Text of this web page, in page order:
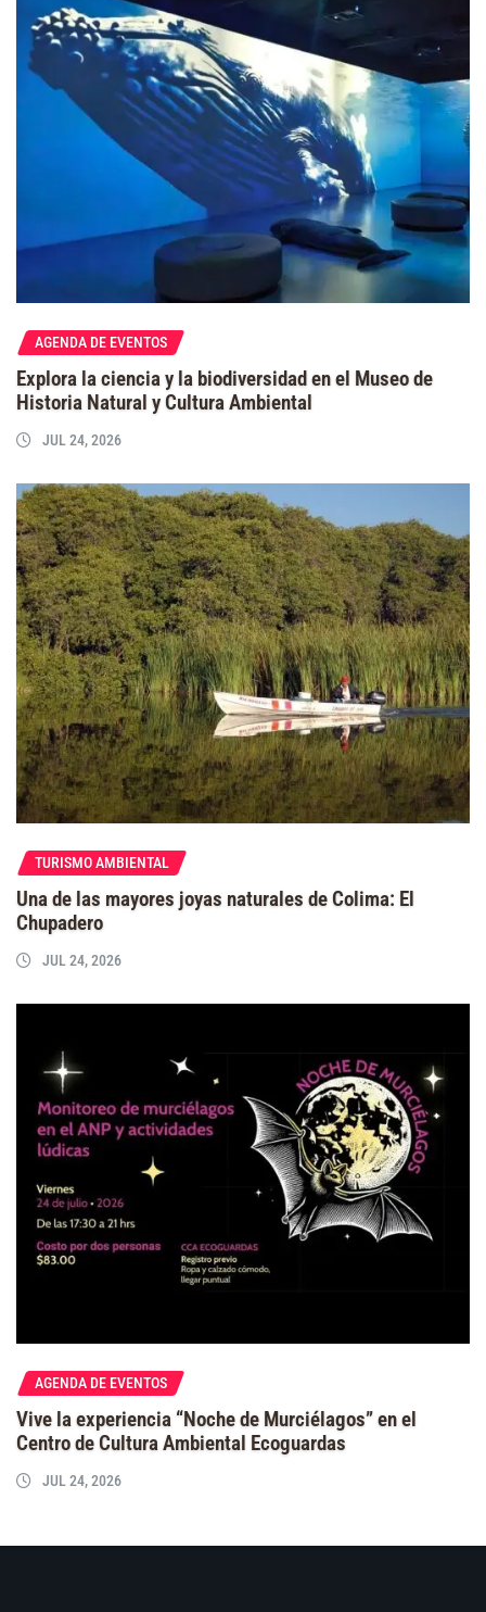
AGENDA DE EVENTOS
Explora la ciencia y la biodiversidad en el Museo de
Historia Natural y Cultura Ambiental
JUL 24, 2026
TURISMO AMBIENTAL
Una de las mayores joyas naturales de Colima: El
Chupadero
JUL 24, 2026
AGENDA DE EVENTOS
Vive la experiencia “Noche de Murciélagos” en el
Centro de Cultura Ambiental Ecoguardas
JUL 24, 2026